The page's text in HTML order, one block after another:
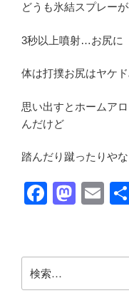
どうも氷結スプレー
3秒以上噴射…お尻に
体は打撲お尻はヤケ
思い出すとホームア
んだけど
踏んだり蹴ったりや
F
e
b
M
o
d
E
索: